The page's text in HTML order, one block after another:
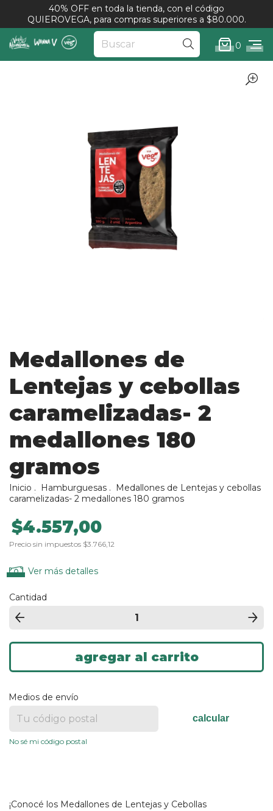
40% OFF en toda la tienda, con el código
QUIEROVEGA, para compras superiores a $80.000.
0
Medallones de
Lentejas y cebollas
caramelizadas- 2
medallones 180
gramos
Inicio . Hamburguesas .
Medallones de Lentejas y cebollas
caramelizadas- 2 medallones 180 gramos
$4.557,00
Precio sin impuestos $3.766,12
Ver más detalles
Cantidad
Medios de envío
calcular
No sé mi código postal
¡Conocé los Medallones de Lentejas y Cebollas